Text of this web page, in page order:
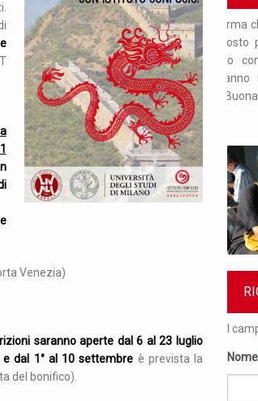
Venezia)
saranno aperte dal 6 al 23 luglio
dal 1° al 10 settembre è prevista la
del bonifico).
dalle 10 alle
prendere
una mail a
al numero
Si informa che i nostri uffici
31 agosto per le vacanze
saremo comunque operativi
riapriranno regolarmente a
2026. Buona estate!
I
Nome